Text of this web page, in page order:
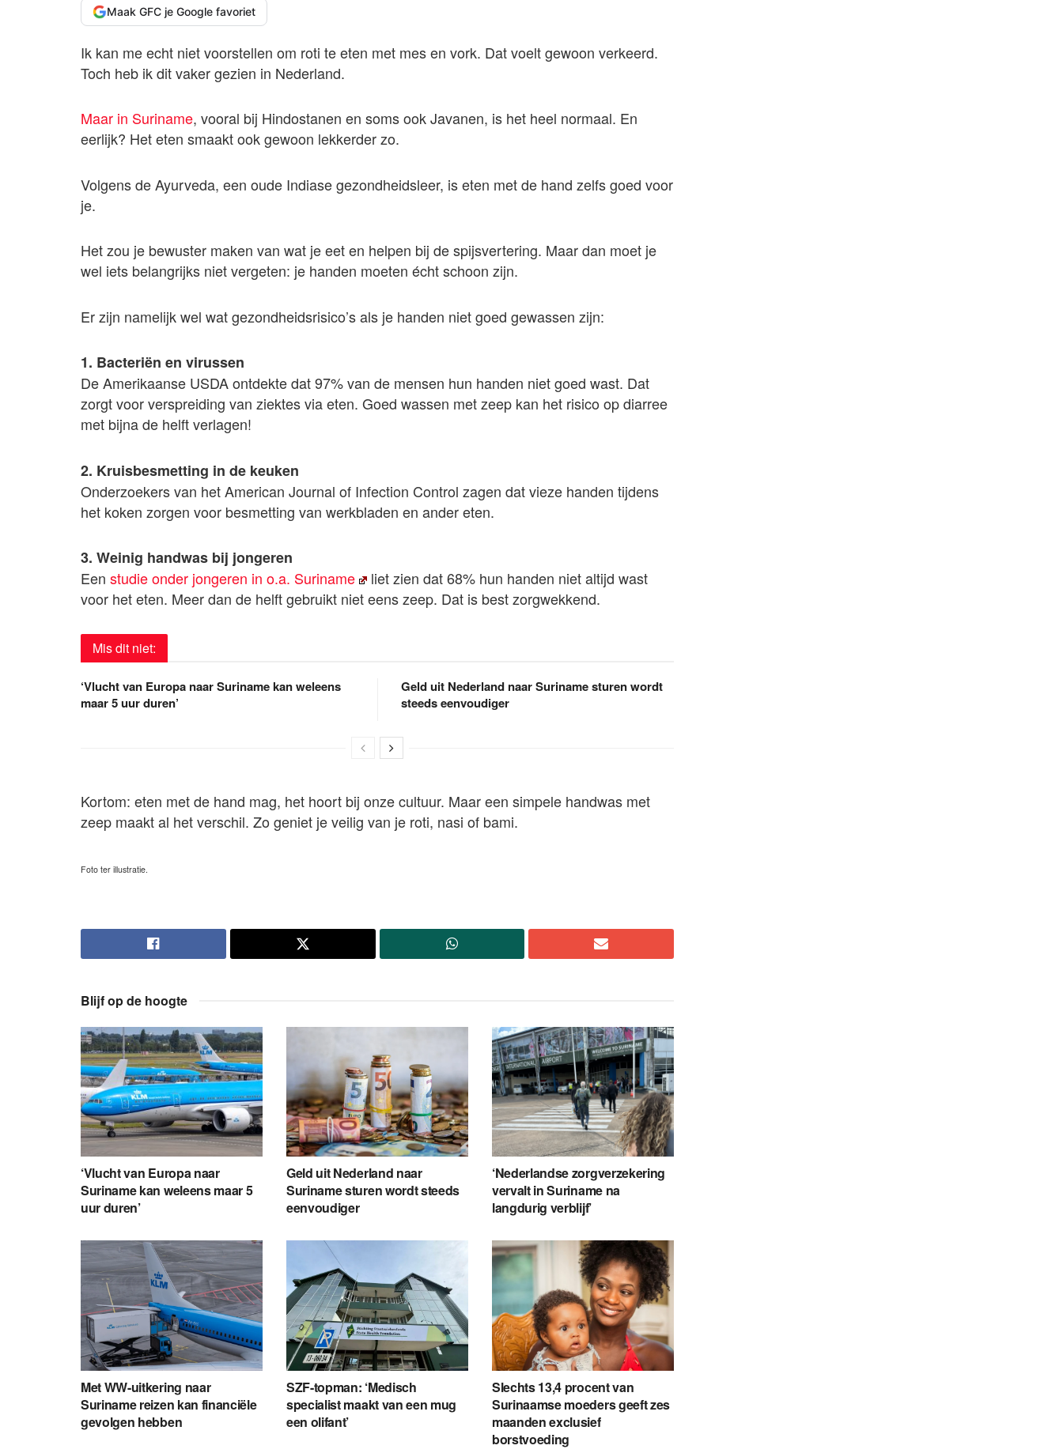
Maak GFC je Google favoriet
Ik kan me echt niet voorstellen om roti te eten met mes en vork. Dat voelt gewoon verkeerd.
Toch heb ik dit vaker gezien in Nederland.
Maar in Suriname, vooral bij Hindostanen en soms ook Javanen, is het heel normaal. En
eerlijk? Het eten smaakt ook gewoon lekkerder zo.
Volgens de Ayurveda, een oude Indiase gezondheidsleer, is eten met de hand zelfs goed voor
je.
Het zou je bewuster maken van wat je eet en helpen bij de spijsvertering. Maar dan moet je
wel iets belangrijks niet vergeten: je handen moeten écht schoon zijn.
Er zijn namelijk wel wat gezondheidsrisico’s als je handen niet goed gewassen zijn:
1. Bacteriën en virussen
De Amerikaanse USDA ontdekte dat 97% van de mensen hun handen niet goed wast. Dat
zorgt voor verspreiding van ziektes via eten. Goed wassen met zeep kan het risico op diarree
met bijna de helft verlagen!
2. Kruisbesmetting in de keuken
Onderzoekers van het American Journal of Infection Control zagen dat vieze handen tijdens
het koken zorgen voor besmetting van werkbladen en ander eten.
3. Weinig handwas bij jongeren
Een studie onder jongeren in o.a. Suriname
liet zien dat 68% hun handen niet altijd wast
voor het eten. Meer dan de helft gebruikt niet eens zeep. Dat is best zorgwekkend.
Mis dit niet:
‘Vlucht van Europa naar Suriname kan weleens
maar 5 uur duren’
Geld uit Nederland naar Suriname sturen wordt
steeds eenvoudiger
Kortom: eten met de hand mag, het hoort bij onze cultuur. Maar een simpele handwas met
zeep maakt al het verschil. Zo geniet je veilig van je roti, nasi of bami.
Foto ter illustratie.
Blijf op de hoogte
‘Vlucht van Europa naar
Suriname kan weleens maar 5
uur duren’
Geld uit Nederland naar
Suriname sturen wordt steeds
eenvoudiger
‘Nederlandse zorgverzekering
vervalt in Suriname na
langdurig verblijf’
Met WW-uitkering naar
Suriname reizen kan financiële
gevolgen hebben
SZF-topman: ‘Medisch
specialist maakt van een mug
een olifant’
Slechts 13,4 procent van
Surinaamse moeders geeft zes
maanden exclusief
borstvoeding